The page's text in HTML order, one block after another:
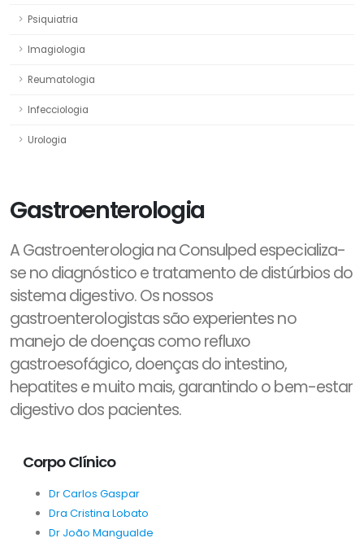
Psiquiatria
Imagiologia
Reumatologia
Infecciologia
Urologia
Gastroenterologia
A Gastroenterologia na Consulped especializa-
se no diagnóstico e tratamento de distúrbios do
sistema digestivo. Os nossos
gastroenterologistas são experientes no
manejo de doenças como refluxo
gastroesofágico, doenças do intestino,
hepatites e muito mais, garantindo o bem-estar
digestivo dos pacientes.
Corpo Clínico
Dr Carlos Gaspar
Dra Cristina Lobato
Dr João Mangualde